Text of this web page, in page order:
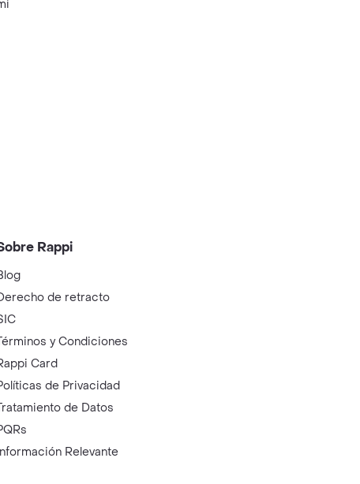
Rappi
de retracto
y Condiciones
Card
de Privacidad
de Datos
Relevante